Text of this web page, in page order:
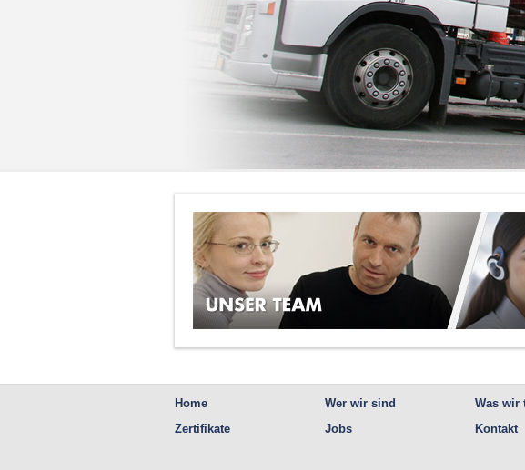
Home Wer wir sind
Was wir
Zertifikate
Jobs Kontakt